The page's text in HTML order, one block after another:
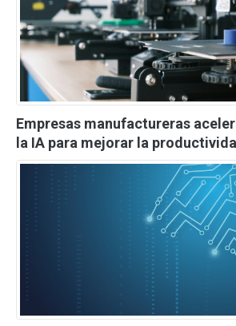
Empresas manufactureras
la IA para mejorar la